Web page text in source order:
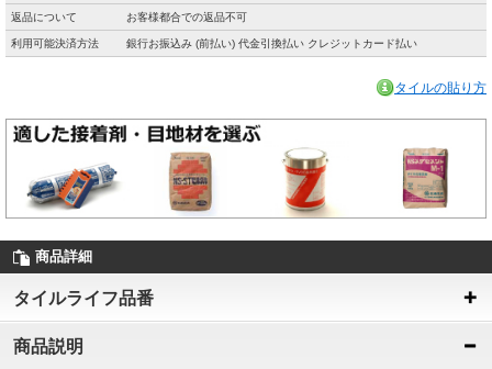
返品について お客様都合での返品不可
利用可能決済方法 銀行お振込み (前払い) 代金引換払い クレジットカード払い
タイルの貼り方
商品詳細
タイルライフ品番
商品説明